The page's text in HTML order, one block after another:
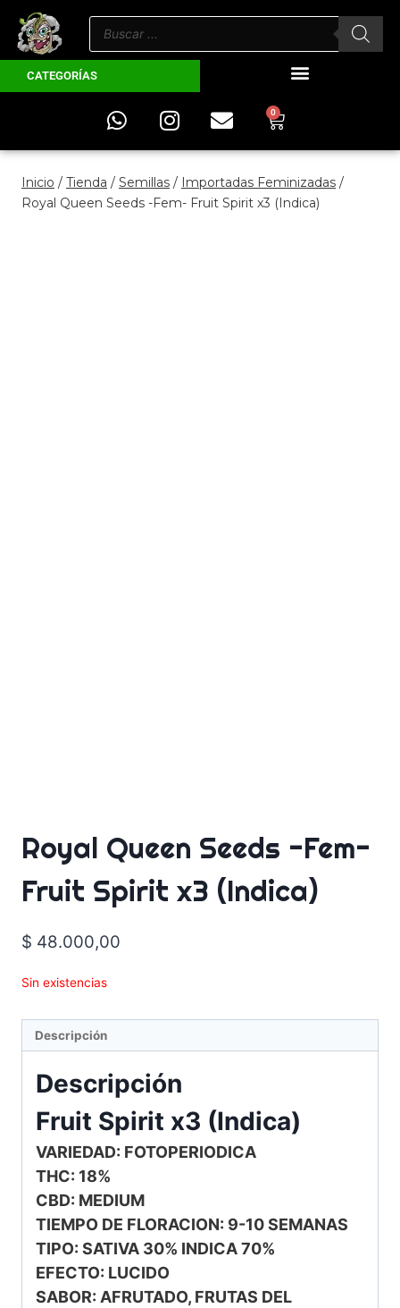
CATEGORÍAS
0
Inicio / Tienda / Semillas / Importadas Feminizadas /
Royal Queen Seeds -Fem- Fruit Spirit x3 (Indica)
Royal Queen Seeds -Fem-
Fruit Spirit x3 (Indica)
$ 48.000,00
Sin existencias
Descripción
Descripción
Fruit Spirit x3 (Indica)
VARIEDAD: FOTOPERIODICA
THC: 18%
CBD: MEDIUM
TIEMPO DE FLORACION: 9-10 SEMANAS
TIPO: SATIVA 30% INDICA 70%
EFECTO: LUCIDO
SABOR: AFRUTADO, FRUTAS DEL